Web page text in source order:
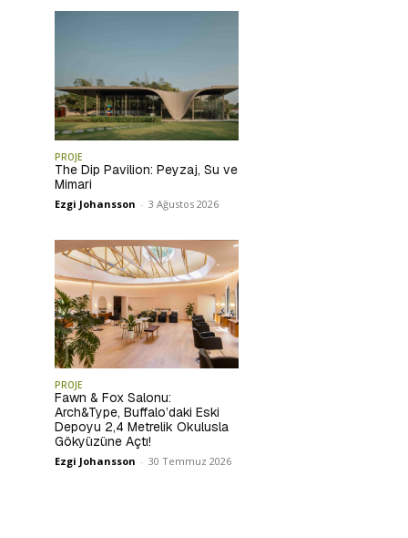
PROJE
The Dip Pavilion: Peyzaj, Su ve
Mimari
Ezgi Johansson - 3 Ağustos 2026
PROJE
Fawn & Fox Salonu:
Arch&Type, Buffalo’daki Eski
Depoyu 2,4 Metrelik Okulusla
Gökyüzüne Açtı!
Ezgi Johansson - 30 Temmuz 2026